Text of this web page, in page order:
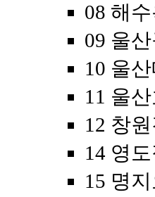
08 해
09 울
10 울
11 울
12 창
14 영도
15 명